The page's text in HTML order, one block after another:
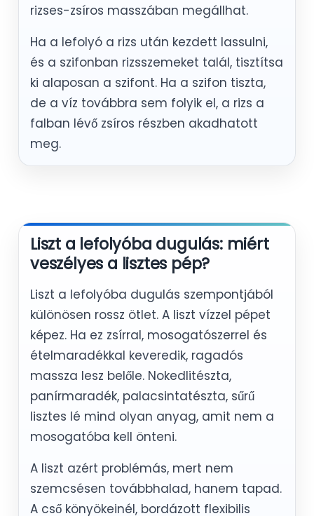
rizses-zsíros masszában megállhat.
Ha a lefolyó a rizs után kezdett lassulni,
és a szifonban rizsszemeket talál, tisztítsa
ki alaposan a szifont. Ha a szifon tiszta,
de a víz továbbra sem folyik el, a rizs a
falban lévő zsíros részben akadhatott
meg.
Liszt a lefolyóba dugulás: miért
veszélyes a lisztes pép?
Liszt a lefolyóba dugulás szempontjából
különösen rossz ötlet. A liszt vízzel pépet
képez. Ha ez zsírral, mosogatószerrel és
ételmaradékkal keveredik, ragadós
massza lesz belőle. Nokedlitészta,
panírmaradék, palacsintatészta, sűrű
lisztes lé mind olyan anyag, amit nem a
mosogatóba kell önteni.
A liszt azért problémás, mert nem
szemcsésen továbbhalad, hanem tapad.
A cső könyökeinél, bordázott flexibilis